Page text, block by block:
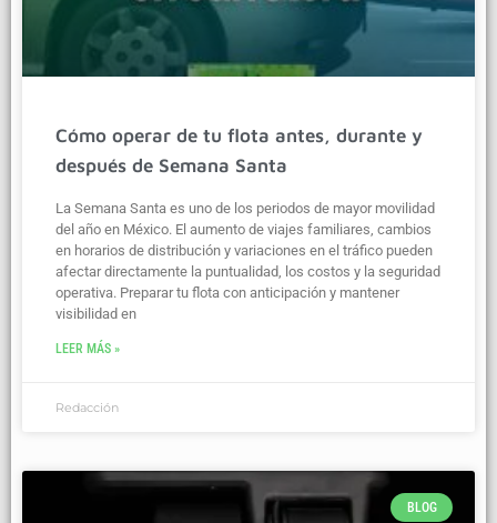
Cómo operar de tu flota antes, durante y
después de Semana Santa
La Semana Santa es uno de los periodos de mayor movilidad
del año en México. El aumento de viajes familiares, cambios
en horarios de distribución y variaciones en el tráfico pueden
afectar directamente la puntualidad, los costos y la seguridad
operativa. Preparar tu flota con anticipación y mantener
visibilidad en
LEER MÁS »
Redacción
BLOG